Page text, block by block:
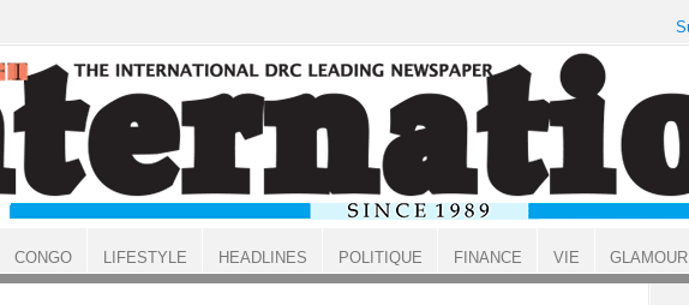
CONGO LIFESTYLE HEADLINES POLITIQUE FINANCE VIE GLAMOUR